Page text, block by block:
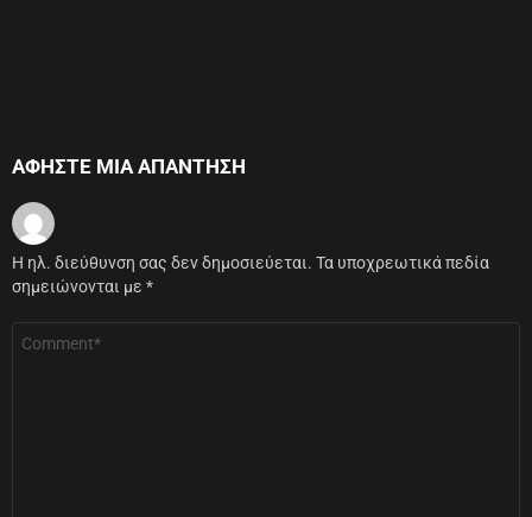
ΑΦΉΣΤΕ ΜΙΑ ΑΠΆΝΤΗΣΗ
Η ηλ. διεύθυνση σας δεν δημοσιεύεται. Τα υποχρεωτικά πεδία
σημειώνονται με *
Σχόλιο